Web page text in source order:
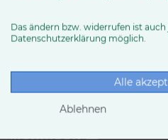
Das ändern bzw. widerrufen ist
Datenschutzerklärung möglich.
Alle
Ablehnen